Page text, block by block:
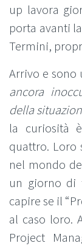
up lavora
porta avanti
Termini,
Arrivo e sono
ancora
della
la curiosità
quattro. Loro
nel mondo
un giorno di
capire se il
al caso loro.
Project